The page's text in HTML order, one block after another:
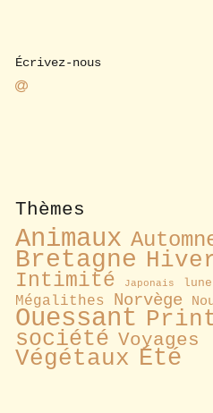
Écrivez-nous
Thèmes
Animaux
Bretagne
Intimité Japonais lune
Mégalithes Norvège
Ouessant
société Voyages
Végétaux Été